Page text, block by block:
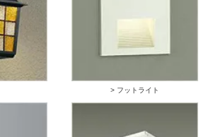
> フットライト